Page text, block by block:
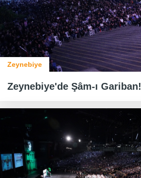
Zeynebiye
Zeynebiye'de Şâm-ı Gariban!